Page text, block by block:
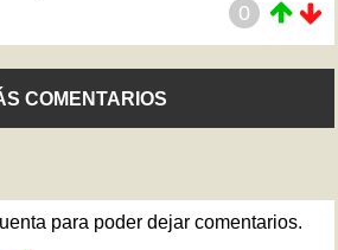
0
COMENTARIOS
para poder dejar comentarios.